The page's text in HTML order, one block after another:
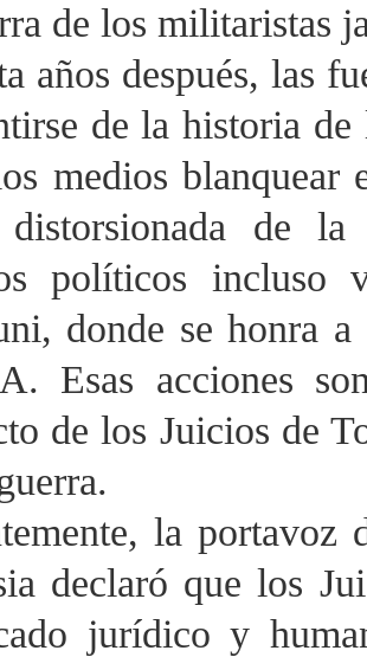
de los militaristas
años después, las
de la historia
medios blanquear
de
políticos incluso
donde se honra
Esas acciones
de los Juicios de
la
declaró que los
jurídico y